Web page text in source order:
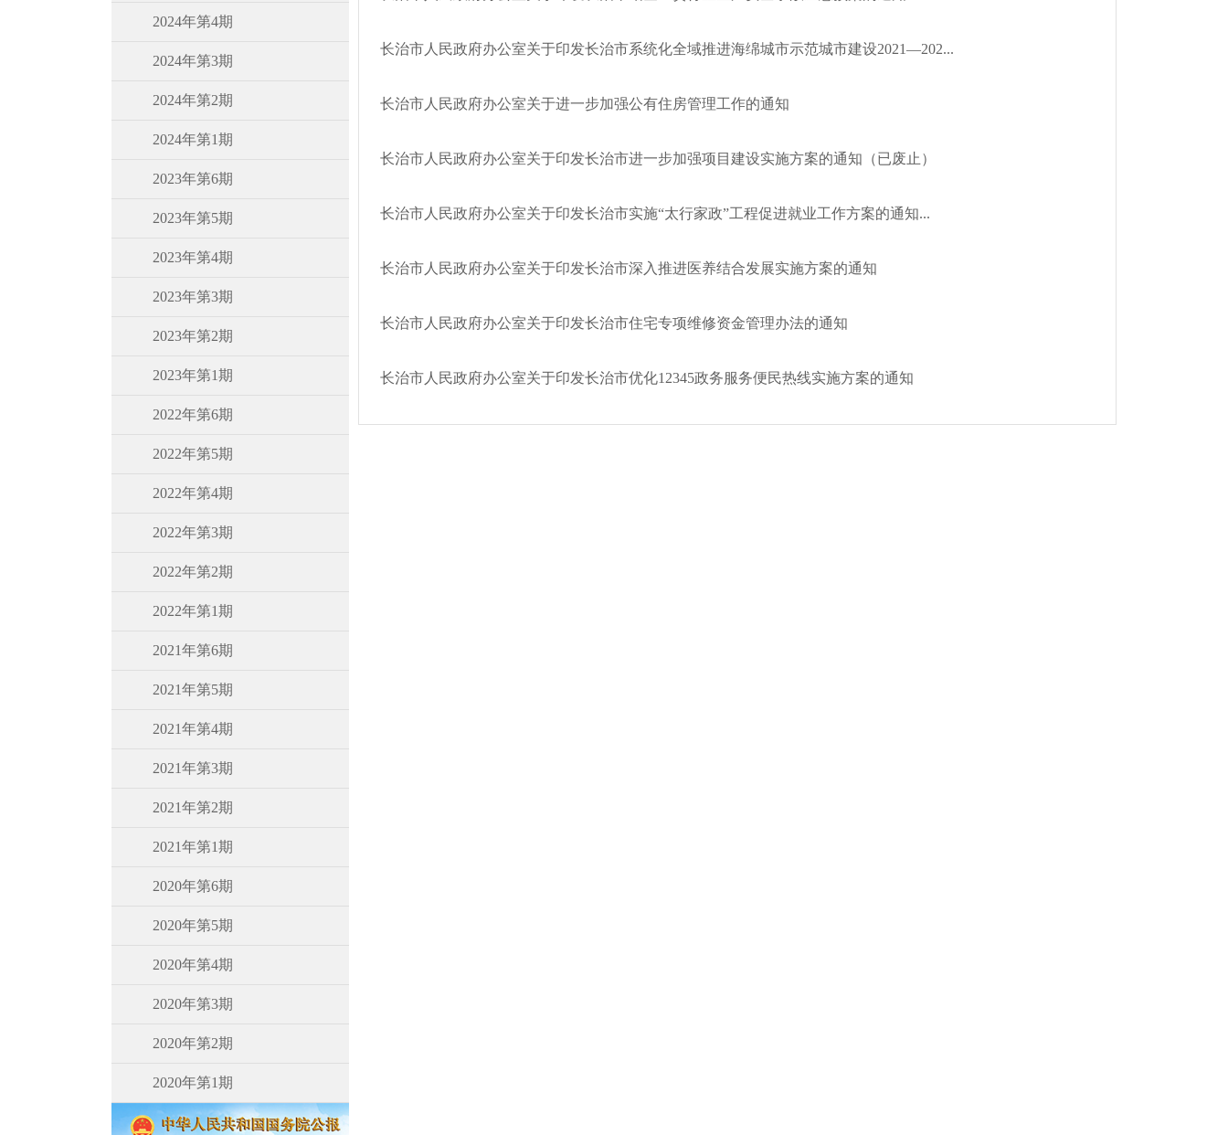
2024年第4期
2024年第3期
2024年第2期
2024年第1期
2023年第6期
2023年第5期
2023年第4期
2023年第3期
2023年第2期
2023年第1期
2022年第6期
2022年第5期
2022年第4期
2022年第3期
2022年第2期
2022年第1期
2021年第6期
2021年第5期
2021年第4期
2021年第3期
2021年第2期
2021年第1期
2020年第6期
2020年第5期
2020年第4期
2020年第3期
2020年第2期
2020年第1期
长治市人民政府办公室关于印发长治市系统化全域推进海绵城市示范城市建设2021—202...
长治市人民政府办公室关于进一步加强公有住房管理工作的通知
长治市人民政府办公室关于印发长治市进一步加强项目建设实施方案的通知（已废止）
长治市人民政府办公室关于印发长治市实施“太行家政”工程促进就业工作方案的通知...
长治市人民政府办公室关于印发长治市深入推进医养结合发展实施方案的通知
长治市人民政府办公室关于印发长治市住宅专项维修资金管理办法的通知
长治市人民政府办公室关于印发长治市优化12345政务服务便民热线实施方案的通知